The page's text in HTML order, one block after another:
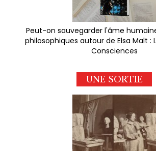
Peut-on sauvegarder l'âme
philosophiques autour de Elsa Malt :
Consciences
UNE SORTIE